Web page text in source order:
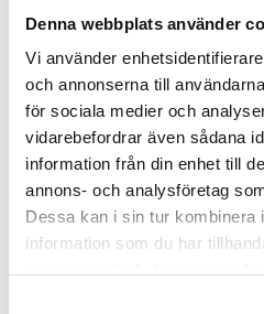
Denna webbplats använder
Vi använder
och annonserna till
för sociala medier och
vidarebefordrar även sådana
information från din enhet till
annons- och analysföretag
Dessa kan i sin tur kombinera
information som du har
300 till 400 kr(3)
400 till 600 kr
600 till 800 kr(1)
800 till 1000 kr(2)
Sortera
Granitkeramik BERGHAMN Vitgrå
Storlek:30x60 cm
585 kr / m² 293 kr / m²